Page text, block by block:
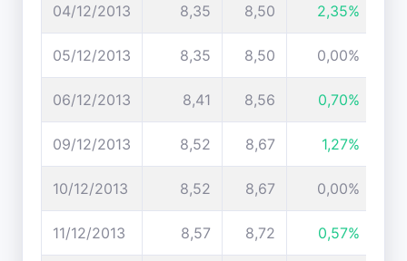
04/12/2013 8,35 8,50 2,35%
05/12/2013 8,35 8,50 0,00%
06/12/2013 8,41 8,56 0,70%
09/12/2013 8,52 8,67 1,27%
10/12/2013 8,52 8,67 0,00%
11/12/2013 8,57 8,72 0,57%